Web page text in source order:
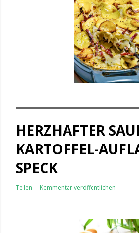
HERZHAFTER
KARTOFFEL-
SPECK
Teilen Kommentar veröffentlichen